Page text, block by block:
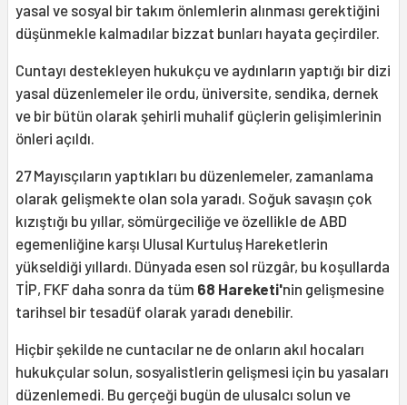
yasal ve sosyal bir takım önlemlerin alınması gerektiğini
düşünmekle kalmadılar bizzat bunları hayata geçirdiler.
Cuntayı destekleyen hukukçu ve aydınların yaptığı bir dizi
yasal düzenlemeler ile ordu, üniversite, sendika, dernek
ve bir bütün olarak şehirli muhalif güçlerin gelişimlerinin
önleri açıldı.
27 Mayısçıların yaptıkları bu düzenlemeler, zamanlama
olarak gelişmekte olan sola yaradı. Soğuk savaşın çok
kızıştığı bu yıllar, sömürgeciliğe ve özellikle de ABD
egemenliğine karşı Ulusal Kurtuluş Hareketlerin
yükseldiği yıllardı. Dünyada esen sol rüzgâr, bu koşullarda
TİP, FKF daha sonra da tüm 68 Hareketi'nin gelişmesine
tarihsel bir tesadüf olarak yaradı denebilir.
Hiçbir şekilde ne cuntacılar ne de onların akıl hocaları
hukukçular solun, sosyalistlerin gelişmesi için bu yasaları
düzenlemedi. Bu gerçeği bugün de ulusalcı solun ve